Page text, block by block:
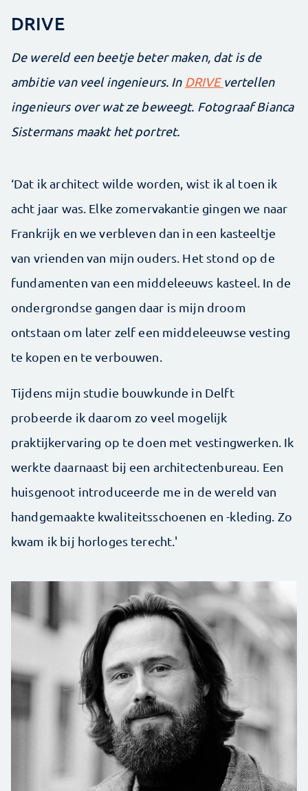
DRIVE
De wereld een beetje beter maken, dat is de
ambitie van veel ingenieurs. In DRIVE vertellen
ingenieurs over wat ze beweegt. Fotograaf Bianca
Sistermans maakt het portret.
‘Dat ik architect wilde worden, wist ik al toen ik
acht jaar was. Elke zomervakantie gingen we naar
Frankrijk en we verbleven dan in een kasteeltje
van vrienden van mijn ouders. Het stond op de
fundamenten van een middeleeuws kasteel. In de
ondergrondse gangen daar is mijn droom
ontstaan om later zelf een middeleeuwse vesting
te kopen en te verbouwen.
Tijdens mijn studie bouwkunde in Delft
probeerde ik daarom zo veel mogelijk
praktijkervaring op te doen met vestingwerken. Ik
werkte daarnaast bij een architectenbureau. Een
huisgenoot introduceerde me in de wereld van
handgemaakte kwaliteitsschoenen en -kleding. Zo
kwam ik bij horloges terecht.'